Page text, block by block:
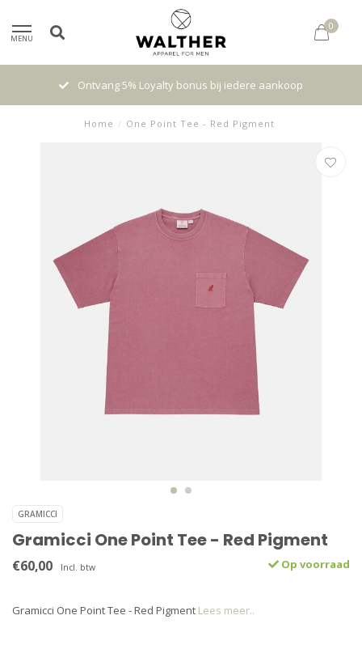
MENU
0
aankoop High quality brands with authentic
Home / One Point Tee - Red Pigment
GRAMICCI
Gramicci One Point Tee - Red Pigment
€60,00 Incl. btw Op voorraad
Gramicci One Point Tee - Red Pigment Lees meer..